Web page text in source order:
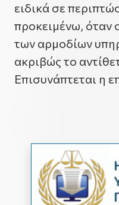
ειδικά σε
προκειμένω, όταν
των αρμοδίων
ακριβώς το
Επισυνάπτεται η